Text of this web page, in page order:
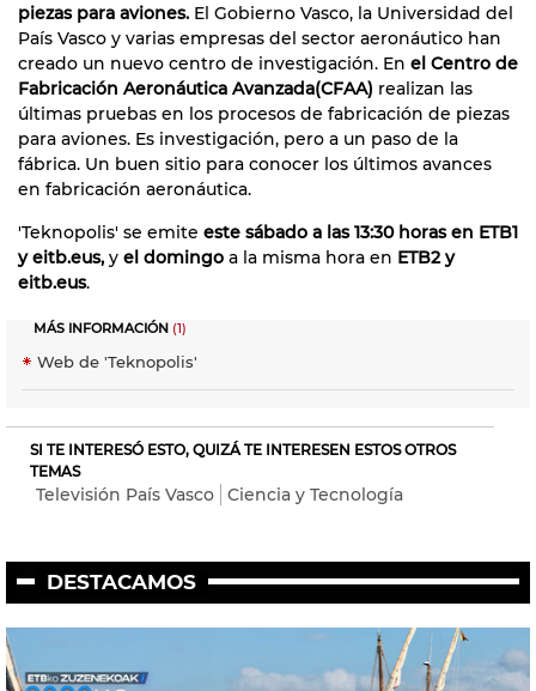
piezas para aviones. El Gobierno Vasco, la Universidad del
País Vasco y varias empresas del sector aeronáutico han
creado un nuevo centro de investigación. En el Centro de
Fabricación Aeronáutica Avanzada(CFAA) realizan las
últimas pruebas en los procesos de fabricación de piezas
para aviones. Es investigación, pero a un paso de la
fábrica. Un buen sitio para conocer los últimos avances
en fabricación aeronáutica.
'Teknopolis' se emite este sábado a las 13:30 horas en ETB1
y eitb.eus, y el domingo a la misma hora en ETB2 y
eitb.eus.
MÁS INFORMACIÓN (1)
Web de 'Teknopolis'
SI TE INTERESÓ ESTO, QUIZÁ TE INTERESEN ESTOS OTROS
TEMAS
Televisión País Vasco Ciencia y Tecnología
DESTACAMOS